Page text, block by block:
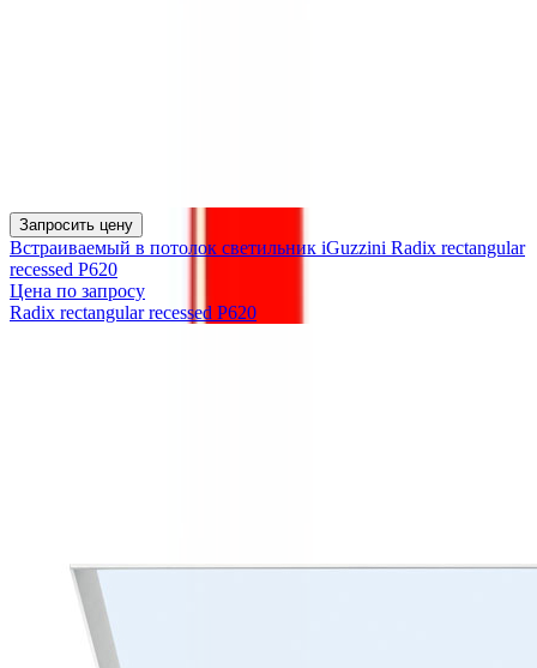
Запросить цену
Встраиваемый в потолок светильник iGuzzini Radix rectangular
recessed P620
Цена по запросу
Radix rectangular recessed P620